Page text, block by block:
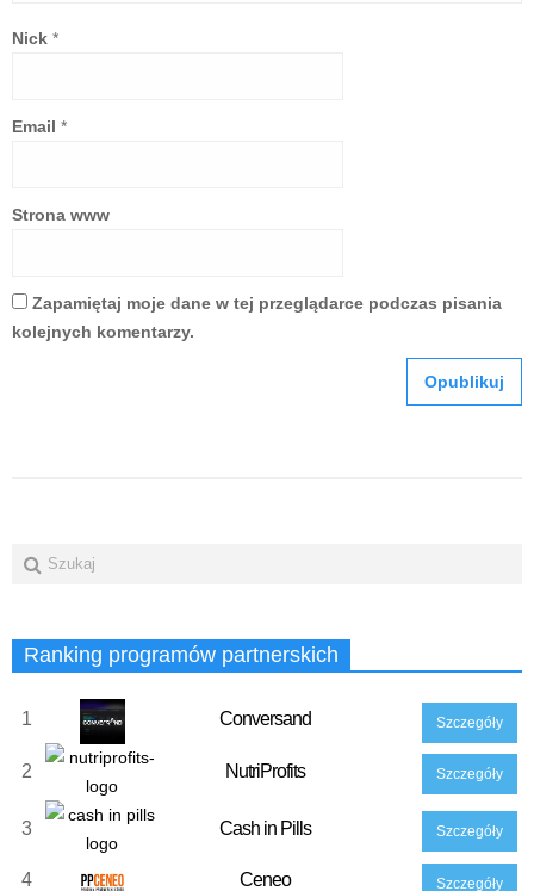
Nick *
Email *
Strona www
Zapamiętaj moje dane w tej przeglądarce podczas pisania
kolejnych komentarzy.
Ranking programów partnerskich
1 Conversand Szczegóły
2 NutriProfits Szczegóły
3 Cash in Pills Szczegóły
4 Ceneo Szczegóły